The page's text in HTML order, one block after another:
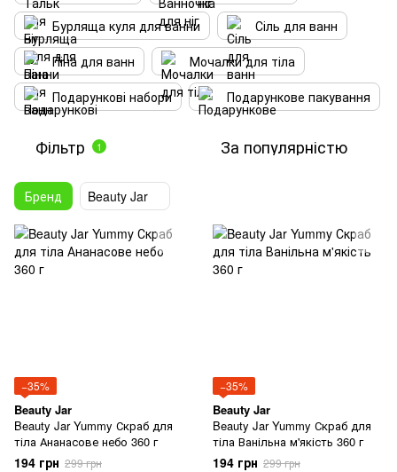
Бурляща куля для ванни
Сіль для ванн
Піна для ванн
Мочалки для тіла
Подарункові набори
Подарункове пакування
Фільтр 1 За популярністю
Бренд Beauty Jar
−35%
Beauty Jar
Beauty Jar Yummy Скраб для
тіла Ананасове небо 360 г
194 грн 299 грн
−35%
Beauty Jar
Beauty Jar Yummy Скраб для
тіла Ванільна м'якість 360 г
194 грн 299 грн